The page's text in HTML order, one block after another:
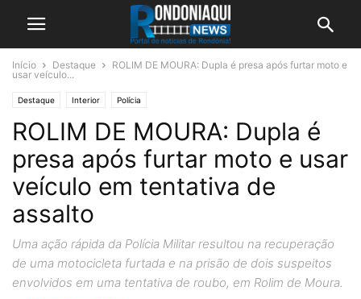
Início Destaque
ROLIM DE MOURA: Dupla é presa após furtar moto e
usar veículo...
Destaque Interior Polícia
ROLIM DE MOURA: Dupla é
presa após furtar moto e usar
veículo em tentativa de
assalto
Uma ação rápida da Polícia Militar resultou na recuperação
de uma motocicleta furtada e na prisão de dois suspeitos
envolvidos em uma tentativa de roubo, em Rolim de Moura.